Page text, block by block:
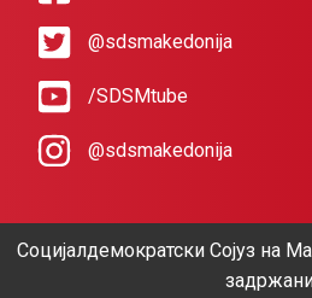
@sdsmakedonija
/SDSMtube
@sdsmakedonija
Социјалдемократски Сојуз на